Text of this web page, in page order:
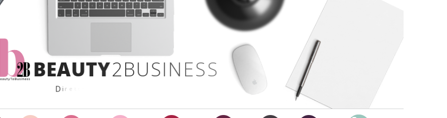
BEAUTY2BUSINESS
Dir e